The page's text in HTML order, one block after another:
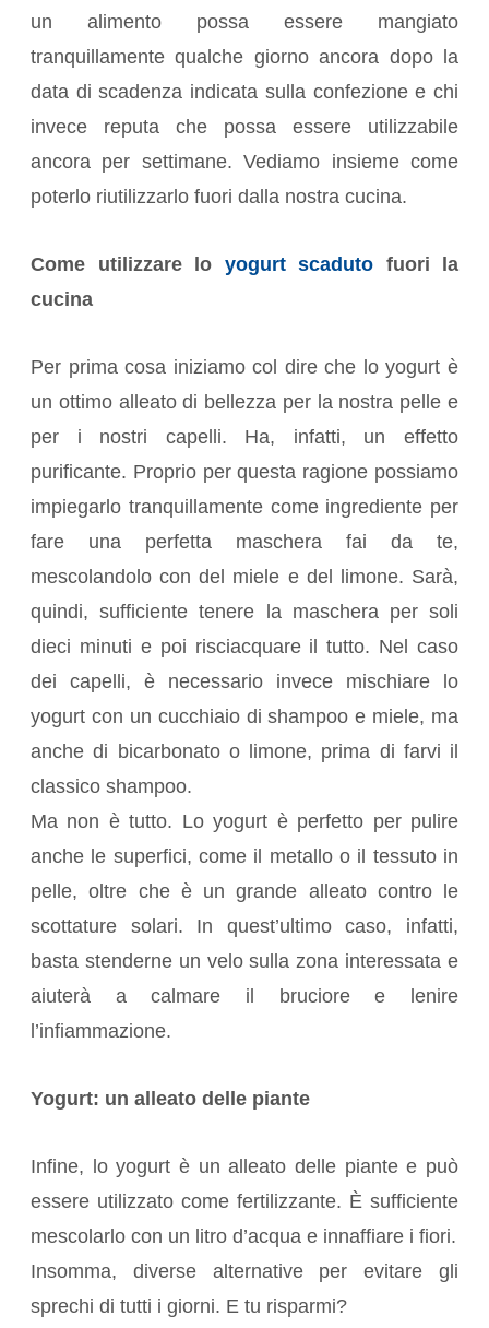
un alimento possa essere mangiato
tranquillamente qualche giorno ancora dopo la
data di scadenza indicata sulla confezione e chi
invece reputa che possa essere utilizzabile
ancora per settimane. Vediamo insieme come
poterlo riutilizzarlo fuori dalla nostra cucina.
Come utilizzare lo yogurt scaduto fuori la
cucina
Per prima cosa iniziamo col dire che lo yogurt è
un ottimo alleato di bellezza per la nostra pelle e
per i nostri capelli. Ha, infatti, un effetto
purificante. Proprio per questa ragione possiamo
impiegarlo tranquillamente come ingrediente per
fare una perfetta maschera fai da te,
mescolandolo con del miele e del limone. Sarà,
quindi, sufficiente tenere la maschera per soli
dieci minuti e poi risciacquare il tutto. Nel caso
dei capelli, è necessario invece mischiare lo
yogurt con un cucchiaio di shampoo e miele, ma
anche di bicarbonato o limone, prima di farvi il
classico shampoo.
Ma non è tutto. Lo yogurt è perfetto per pulire
anche le superfici, come il metallo o il tessuto in
pelle, oltre che è un grande alleato contro le
scottature solari. In quest’ultimo caso, infatti,
basta stenderne un velo sulla zona interessata e
aiuterà a calmare il bruciore e lenire
l’infiammazione.
Yogurt: un alleato delle piante
Infine, lo yogurt è un alleato delle piante e può
essere utilizzato come fertilizzante. È sufficiente
mescolarlo con un litro d’acqua e innaffiare i fiori.
Insomma, diverse alternative per evitare gli
sprechi di tutti i giorni. E tu risparmi?